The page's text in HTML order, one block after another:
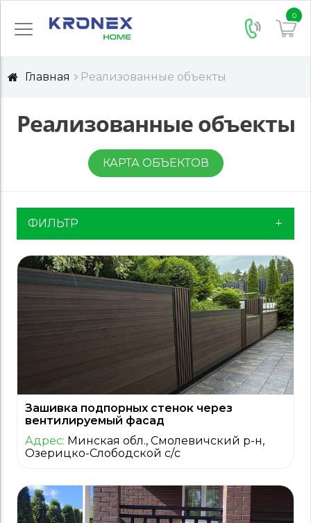
0
Главная Реализованные объекты
Реализованные объекты
КАРТА ОБЪЕКТОВ
ФИЛЬТР
Зашивка подпорных стенок через
вентилируемый фасад
Адрес: Минская обл., Смолевичский р-н,
Озерицко-Слободской с/с